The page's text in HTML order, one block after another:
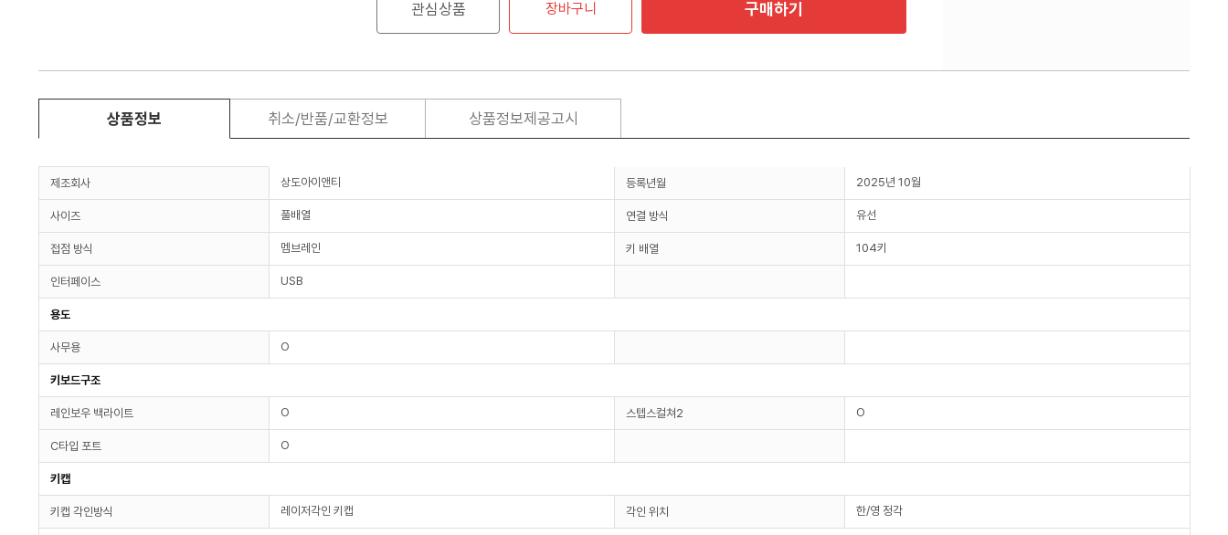
관심상품 장바구니 구매하기
상품정보 취소/반품/교환정보 상품정보제공고시
제조회사 상도아이앤티 등록년월 2025년 10월
사이즈 풀배열 연결 방식 유선
접점 방식 멤브레인 키 배열 104키
인터페이스 USB
용도
사무용 O
키보드구조
레인보우 백라이트 O 스텝스컬쳐2 O
C타입 포트 O
키캡
키캡 각인방식 레이저각인 키캡 각인 위치 한/영 정각